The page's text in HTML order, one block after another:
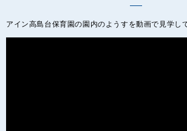
アイン高島台保育園の園内のようすを動画で見学し